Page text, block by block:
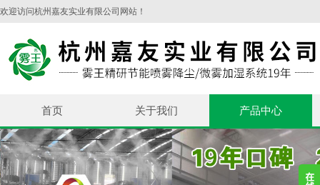
欢迎访问杭州嘉友实业有限公司网站！
首页 关于我们 产品中心